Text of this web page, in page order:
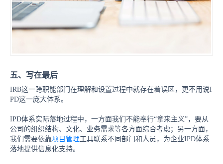
五、写在最后
IRB这一跨职能部门在理解和设置过程中就存在着误区，更不用说I
PD这一庞大体系。
IPD体系实际落地过程中，一方面我们不能奉行“拿来主义”，要从
公司的组织结构、文化、业务需求等各方面综合考虑；另一方面，
我们需要依靠项目管理工具联系不同部门和人员，为企业IPD体系
落地提供信息化支持。